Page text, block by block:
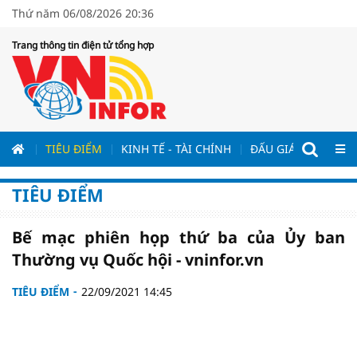
Thứ năm 06/08/2026 20:36
Trang thông tin điện tử tổng hợp
TIÊU ĐIỂM KINH TẾ - TÀI CHÍNH ĐẤU GIÁ - ĐẤU
TIÊU ĐIỂM
Bế mạc phiên họp thứ ba của Ủy ban
Thường vụ Quốc hội - vninfor.vn
TIÊU ĐIỂM 22/09/2021 14:45